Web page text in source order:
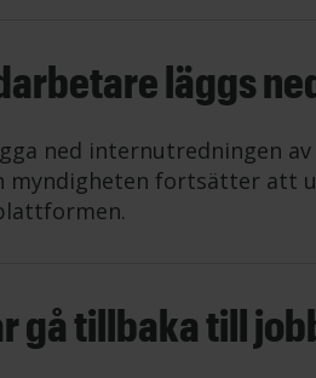
läggs
ned internutredningen av
myndigheten fortsätter att
gå tillbaka till